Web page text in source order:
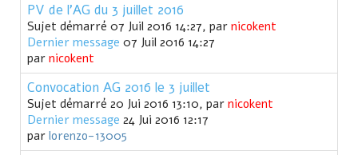
PV de l'AG du 3 juillet 2016
Sujet démarré 07 Juil 2016 14:27, par nicokent
Dernier message 07 Juil 2016 14:27
par nicokent
Convocation AG 2016 le 3 juillet
Sujet démarré 20 Jui 2016 13:10, par nicokent
Dernier message 24 Jui 2016 12:17
par lorenzo-13005